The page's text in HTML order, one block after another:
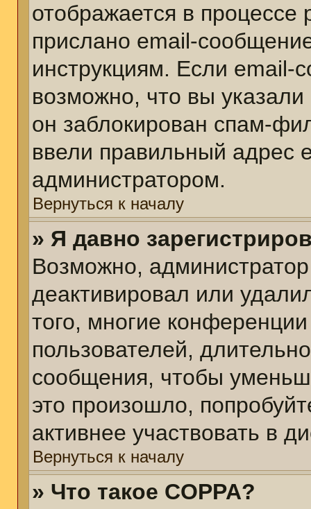
отображается в
прислано email-
инструкциям. Если email-
возможно, что вы
он заблокирован спам-
ввели правильный адрес
администратором.
Вернуться к началу
» Я давно
Возможно,
деактивировал или
того, многие
пользователей,
сообщения, чтобы
это произошло,
активнее участвовать в
Вернуться к началу
» Что такое COPPA?